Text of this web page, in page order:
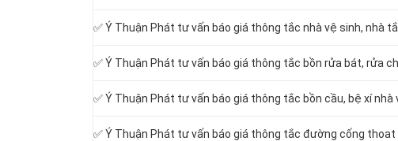
✅ Ý Thuận Phát tư vấn báo giá thông tắc nhà vệ sinh, nhà
✅ Ý Thuận Phát tư vấn báo giá thông tắc bồn rửa bát, rửa
✅ Ý Thuận Phát tư vấn báo giá thông tắc bồn cầu, bệ xí nhà
✅ Ý Thuận Phát tư vấn báo giá thông tắc đường cống